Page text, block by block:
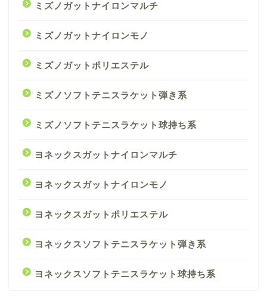
ミズノガットナイロンマルチ
ミズノガットナイロンモノ
ミズノガットポリエステル
ミズノソフトテニスラケット弾き系
ミズノソフトテニスラケット球持ち系
ヨネックスガットナイロンマルチ
ヨネックスガットナイロンモノ
ヨネックスガットポリエステル
ヨネックスソフトテニスラケット弾き系
ヨネックスソフトテニスラケット球持ち系